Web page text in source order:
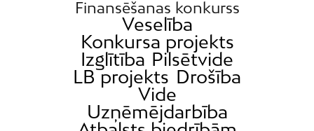
Dārzciems
Dzirciems
Finansēšanas konkurss
Veselība
Konkursa projekts
Izglītība Pilsētvide
LB projekts Drošība
Vide
Uzņēmējdarbība